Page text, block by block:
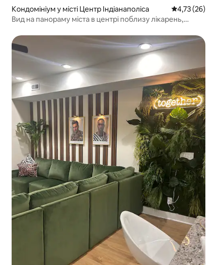
Кондомініум у місті Центр Індіанаполіса Середня
4,73 (26)
Вид на панораму міста в центрі поблизу лікарень,